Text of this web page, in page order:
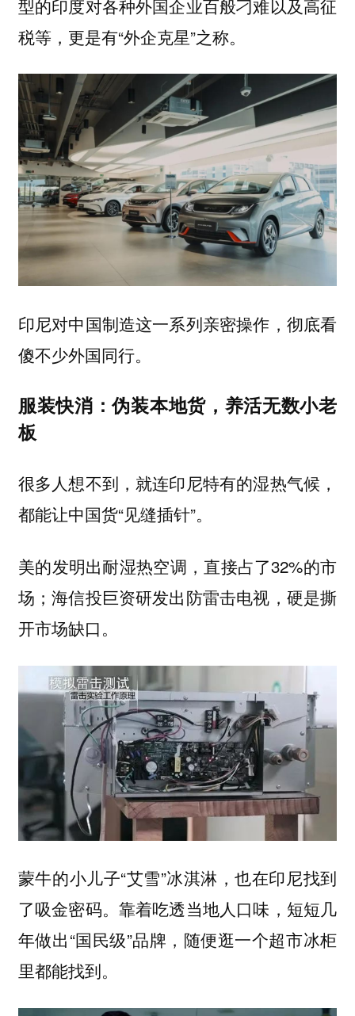
型的印度对各种外国企业百般刁难以及高征
税等，更是有“外企克星”之称。
印尼对中国制造这一系列亲密操作，彻底看
傻不少外国同行。
服装快消：伪装本地货，养活无数小老
板
很多人想不到，就连印尼特有的湿热气候，
都能让中国货“见缝插针”。
美的发明出耐湿热空调，直接占了32%的市
场；海信投巨资研发出防雷击电视，硬是撕
开市场缺口。
蒙牛的小儿子“艾雪”冰淇淋，也在印尼找到
了吸金密码。靠着吃透当地人口味，短短几
年做出“国民级”品牌，随便逛一个超市冰柜
里都能找到。